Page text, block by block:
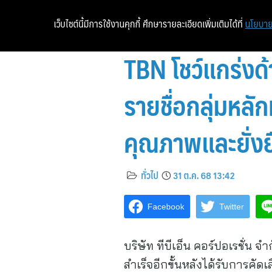
TBN โชว์แกร่ง
รายชื่อกลุ่มหลั
คุณภาพและยั่ง
ทั่วไป 31 ต.ค. 68 13:42
Facebook Twitter
บริษัท ทีบีเอ็น คอร์ปอเรชั่น จ
สำเร็จอีกขั้นหลังได้รับการคัด
เว็บไซต์นี้มีการใช้งานคุกกี้ ศึกษารายละเอียดเพิ่มเติมได้ที่ นโยบา